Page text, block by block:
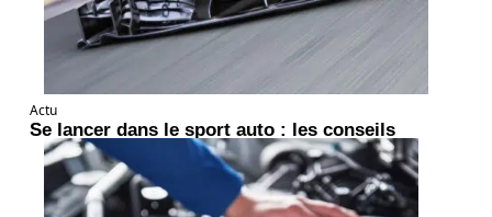
Actu
Se lancer dans le sport auto : les conseils